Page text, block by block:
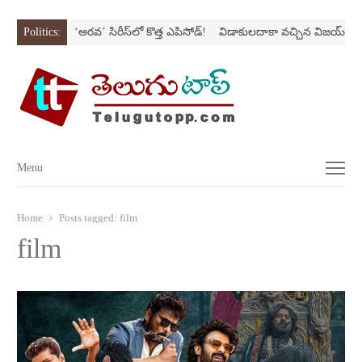
Politics: ‘అర‌వ’ సిరీస్‌లో కొత్త ఎపిసోడ్‌! విడాకులదాకా వచ్చిన విజయ్‌
Menu
Menu
Home Posts tagged: film
film